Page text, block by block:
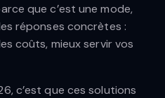
que c’est une mode,
réponses concrètes :
coûts, mieux servir vos
c’est que ces solutions